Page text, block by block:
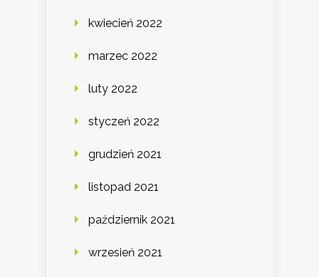
kwiecień 2022
marzec 2022
luty 2022
styczeń 2022
grudzień 2021
listopad 2021
październik 2021
wrzesień 2021